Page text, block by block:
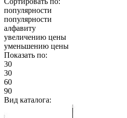
популярности
популярности
алфавиту
увеличению цены
уменьшению цены
Показать по:
30
30
60
90
Вид каталога: